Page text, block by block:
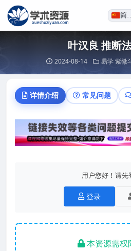
简
叶汉良 推断
2024-08-14 易学 紫微
详情介绍 常见问题
用户您好！请先
登录
本资源需权